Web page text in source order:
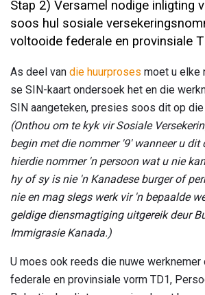
Stap 2) Versamel nodige inligting
soos hul sosiale
voltooide federale en provinsiale
As deel van die huurproses moet u elke
se SIN-kaart ondersoek het en die
SIN aangeteken, presies soos dit op die
(Onthou om te kyk vir Sosiale
begin met die nommer '9' wanneer u dit
hierdie nommer 'n persoon wat u nie
hy of sy is nie 'n Kanadese burger of
nie en mag slegs werk vir 'n bepaalde
geldige diensmagtiging uitgereik deur
Immigrasie Kanada.)
U moes ook reeds die nuwe
federale en provinsiale vorm TD1,